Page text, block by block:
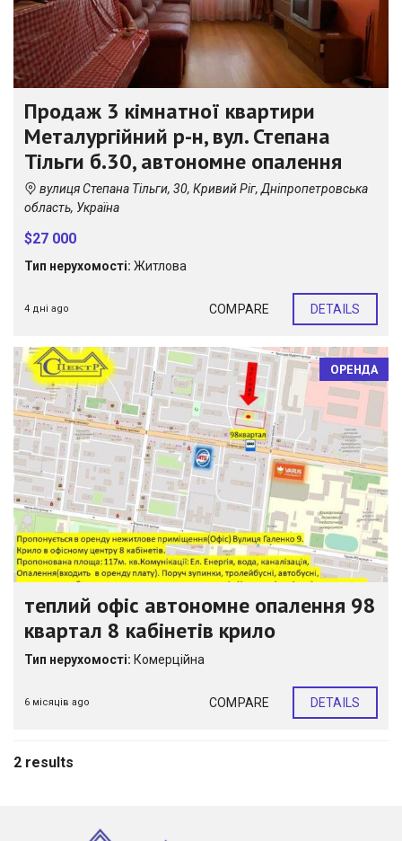
Продаж 3 кімнатної квартири
Металургійний р-н, вул. Степана
Тільги б.30, автономне опалення
вулиця Степана Тільги, 30, Кривий Ріг, Дніпропетровська
область, Україна
$27 000
Тип нерухомості: Житлова
4 дні ago COMPARE DETAILS
ОРЕНДА
теплий офіс автономне опалення 98
квартал 8 кабінетів крило
Тип нерухомості: Комерційна
6 місяців ago COMPARE DETAILS
2 results